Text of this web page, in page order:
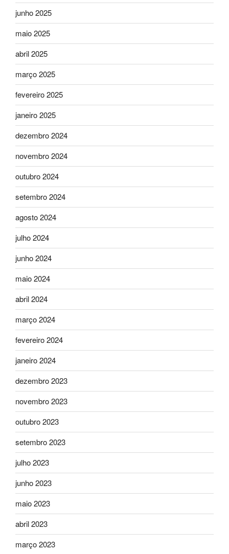
junho 2025
maio 2025
abril 2025
março 2025
fevereiro 2025
janeiro 2025
dezembro 2024
novembro 2024
outubro 2024
setembro 2024
agosto 2024
julho 2024
junho 2024
maio 2024
abril 2024
março 2024
fevereiro 2024
janeiro 2024
dezembro 2023
novembro 2023
outubro 2023
setembro 2023
julho 2023
junho 2023
maio 2023
abril 2023
março 2023